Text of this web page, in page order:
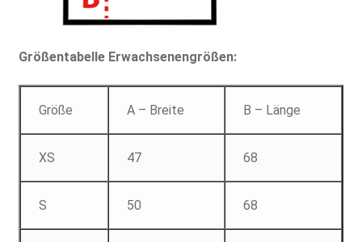
Größentabelle Erwachsenengrößen:
Größe A – Breite B – Länge
XS 47 68
S 50 68